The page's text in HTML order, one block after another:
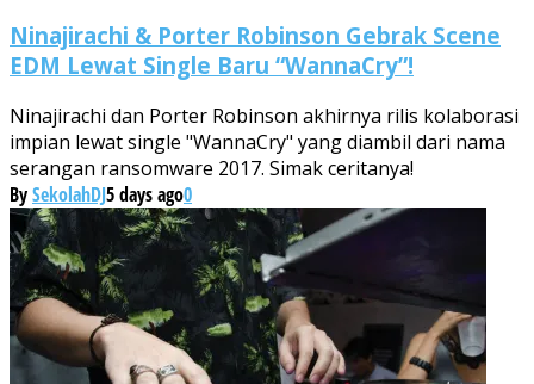
Ninajirachi & Porter Robinson Gebrak Scene
EDM Lewat Single Baru “WannaCry”!
Ninajirachi dan Porter Robinson akhirnya rilis kolaborasi
impian lewat single "WannaCry" yang diambil dari nama
serangan ransomware 2017. Simak ceritanya!
BySekolahDJ5 days ago0